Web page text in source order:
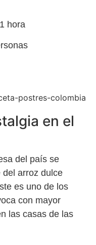
1 hora
en el
del país se
del arroz dulce
es uno de los
con mayor
las casas de las